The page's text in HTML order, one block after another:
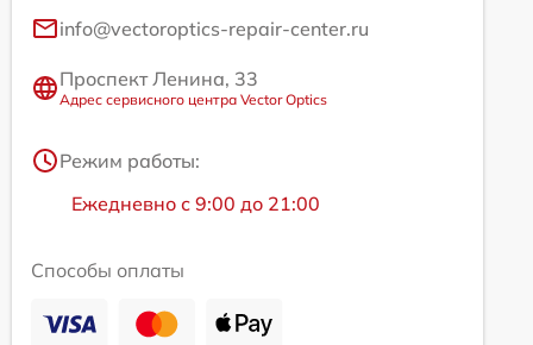
info@vectoroptics-repair-center.ru
Проспект Ленина, 33
Адрес сервисного центра Vector Optics
Режим работы:
Ежедневно с 9:00 до 21:00
Способы оплаты